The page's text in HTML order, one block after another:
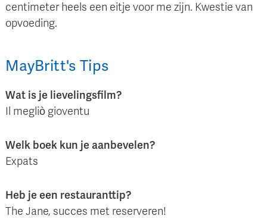
centimeter heels een eitje voor me zijn. Kwestie van
opvoeding.
MayBritt's Tips
Wat is je lievelingsfilm?
Il megliò gioventu
Welk boek kun je aanbevelen?
Expats
Heb je een restauranttip?
The Jane, succes met reserveren!